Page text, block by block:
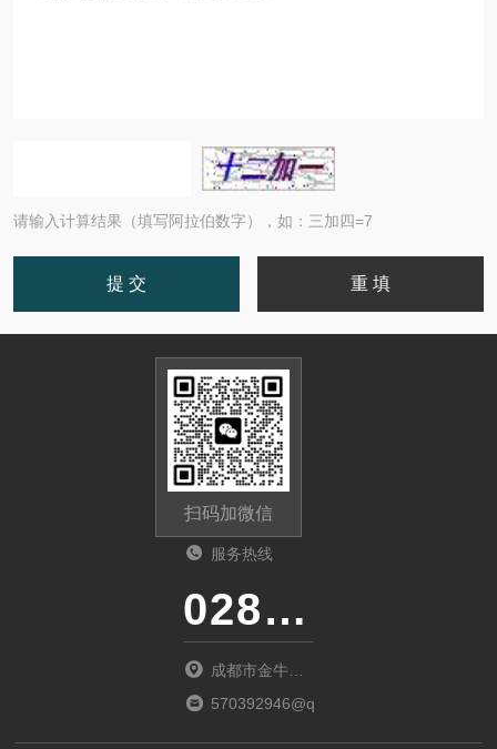
请输入计算结果（填写阿拉伯数字），如：三加四=7
扫码加微信
服务热线
028-87741718
成都市金牛区
金府路799号1
570392946@qq.com